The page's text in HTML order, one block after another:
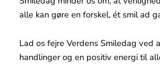
alle kan gøre en forskel, ét smil ad
Lad os fejre Verdens Smiledag ved
handlinger og en positiv energi til